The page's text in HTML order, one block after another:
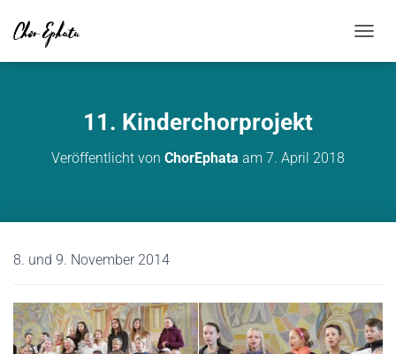
11. Kinderchorprojekt
Veröffentlicht von ChorEphata am 7. April 2018
8. und 9. November 2014